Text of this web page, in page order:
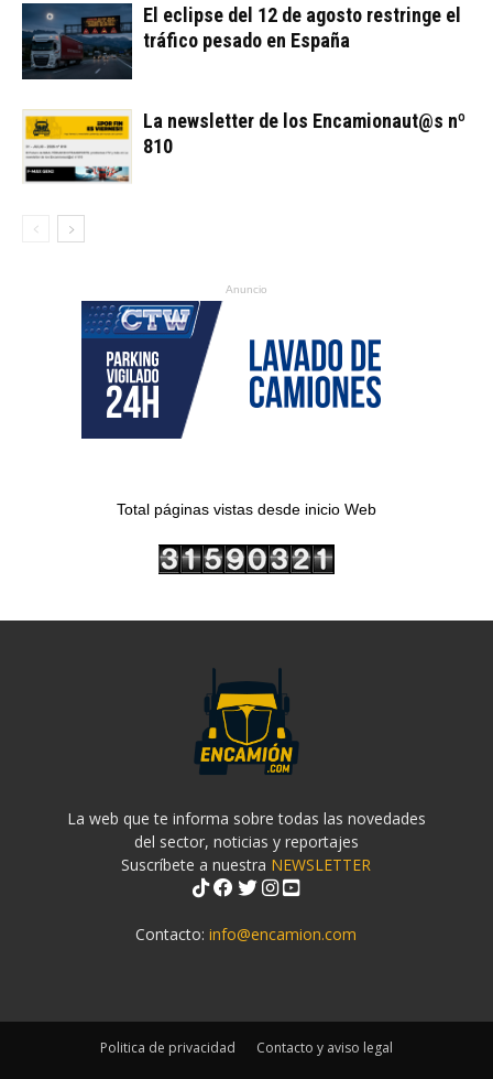
El eclipse del 12 de agosto restringe el
tráfico pesado en España
La newsletter de los Encamionaut@s nº
810
Anuncio
Total páginas vistas desde inicio Web
La web que te informa sobre todas las novedades
del sector, noticias y reportajes
Suscríbete a nuestra NEWSLETTER
Contacto:info@encamion.com
Politica de privacidad Contacto y aviso legal